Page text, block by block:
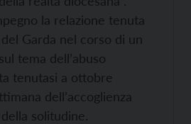
la relazione tenuta
Garda nel corso di un
tema dell’abuso
tenutasi a ottobre
dell’accoglienza
solitudine.